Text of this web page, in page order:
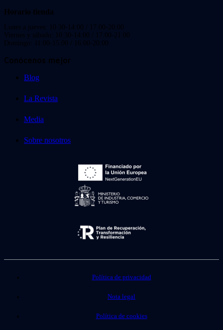
Horario tienda
Lunes a jueves: 10:30-14:00 / 17:00-20:00
Viernes y sábado: 10:30-14:00 / 17:00-21:00
Domingo: 11:00-15:00 / 16:00-20:00
Conócenos mejor
Blog
La Revista
Media
Sobre nosotros
Política de privacidad
Nota legal
Política de cookies